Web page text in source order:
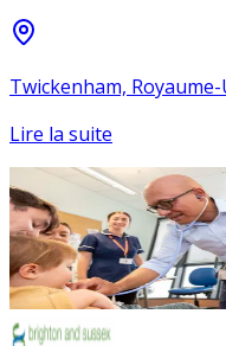
Twickenham,
Lire la suite